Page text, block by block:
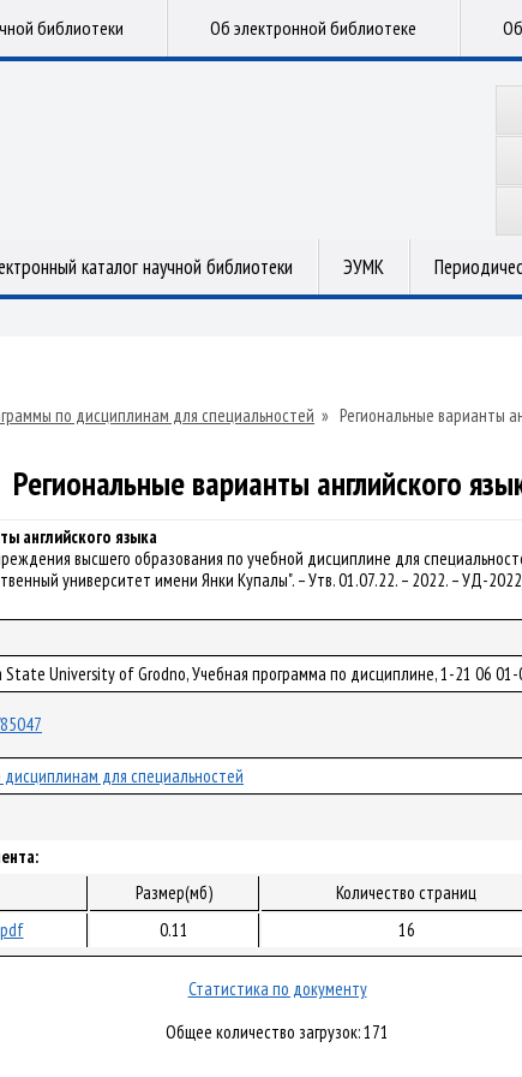
библиотеки Об электронной библиотеке
каталог научной библиотеки ЭУМК
по дисциплинам для специальностей » Региональные варианты
Региональные варианты английского
английского языка
высшего образования по учебной дисциплине для
университет имени Янки Купалы". – Утв. 01.07.22. – 2022. – УД-
State University of Grodno, Учебная программа по дисциплине, 1-21 06
для специальностей
Размер(мб) Количество страниц
0.11 16
Статистика по документу
Общее количество загрузок: 171